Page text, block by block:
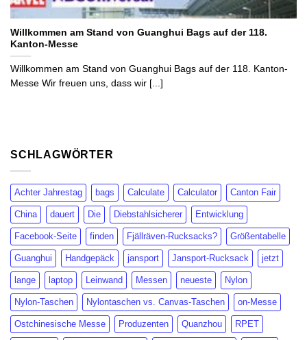
Willkommen am Stand von Guanghui Bags auf der 118.
Kanton-Messe
Willkommen am Stand von Guanghui Bags auf der 118. Kanton-
Messe Wir freuen uns, dass wir [...]
SCHLAGWÖRTER
Achter Jahrestag bags Calculate Calculator Canton Fair
China dauert Die Diebstahlsicherer Entwicklung
Facebook-Seite finden Fjällräven-Rucksacks? Größentabelle
Guanghui Handgepäck jansport Jansport-Rucksack jetzt
lange laptop Leinwand Messen neueste Nylon
Nylon-Taschen Nylontaschen vs. Canvas-Taschen on-Messe
Ostchinesische Messe Produzenten Quanzhou RPET